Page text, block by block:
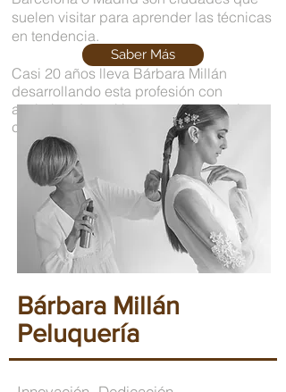
suelen visitar para aprender las técnicas
en tendencia.
Casi 20 años lleva Bárbara Millán
desarrollando esta profesión con
auténtica devoción y con una premisa
clara: ofrecer la máxima calidad.
Saber Más
Bárbara Millán
Peluquería